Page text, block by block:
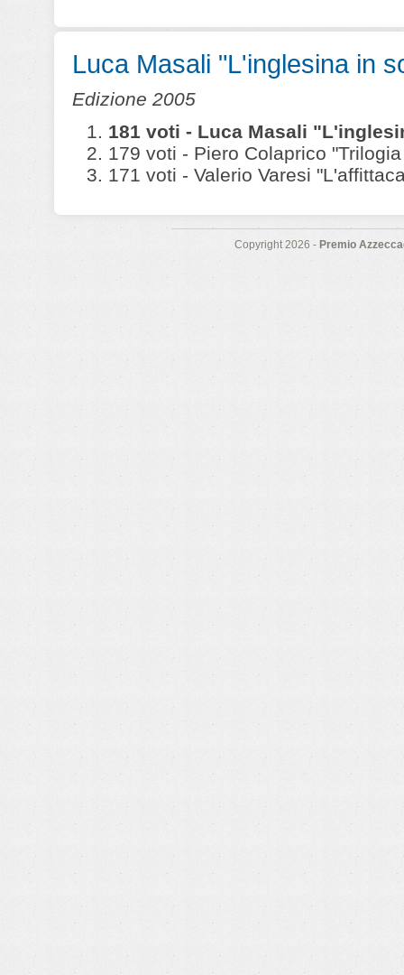
Luca Masali "L'inglesina in
Edizione 2005
181 voti - Luca Masali
179 voti - Piero Colaprico
171 voti - Valerio Varesi
Copyright 2026 - Premio